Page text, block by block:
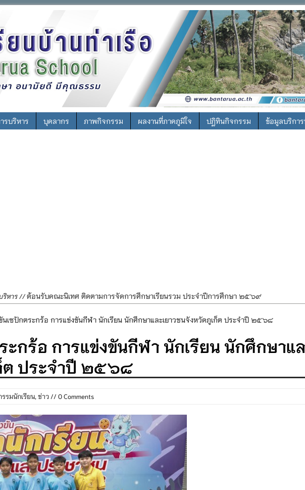
รบริหาร บุคลากร ภาพกิจกรรม ผลงานที่ภาคภูมิใจ ปฎิทินกิจกรรม ข้อมูลบริกา
ริหาร //ต้อนรับคณะนิเทศ ติดตามการจัดการศึกษาเรียนรวม ประจำปีการศึกษา ๒๕๖๙
พิธีถวายเครื่องราชสักการะ วางพานพุ่ม และจุดเทียนถวายพระพรชัยมงคล เนื่องในโอกา
รียน // กิจกรรมถวายเทียนพรรษา สืบสานพระพุทธศาสนา เนื่องในวันอาสาฬหบูชาและวันเข้าพรรษา
รียน //กิจกรรม SAFETY FOR KIDS เสริมสร้างวินัยและความปลอดภัยในการใช้รถใช้ถนน
นเซปักตระกร้อ การแข่งขันกีฬา นักเรียน นักศึกษาและเยาวชนจังหวัดภูเก็ต ประจำปี ๒๕๖๘
ะกร้อ การแข่งขันกีฬา นักเรียน นักศึกษาแ
ต ประจำปี ๒๕๖๘
รมนักเรียน, ข่าว // 0 Comments